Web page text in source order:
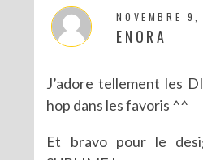
NOVEMBRE
ENORA
J’adore tellement les
hop dans les favoris ^^
Et bravo pour le